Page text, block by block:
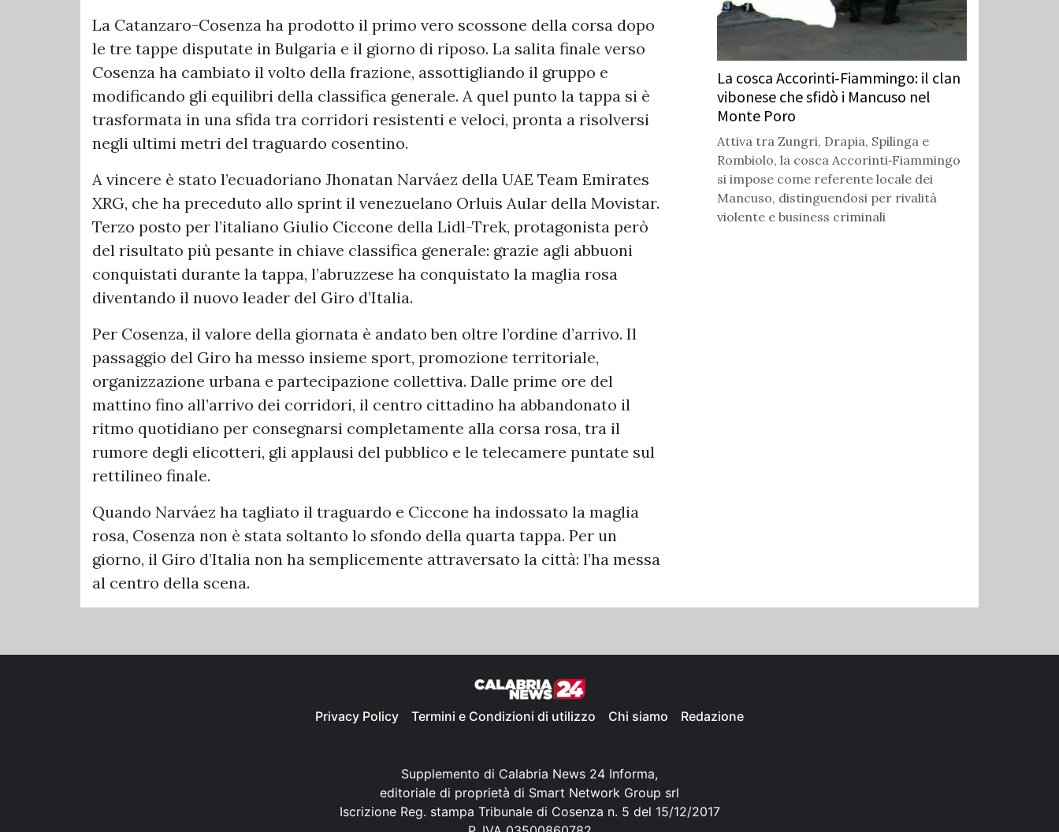
La Catanzaro-Cosenza ha prodotto il primo vero scossone della corsa dopo
le tre tappe disputate in Bulgaria e il giorno di riposo. La salita finale verso
Cosenza ha cambiato il volto della frazione, assottigliando il gruppo e
modificando gli equilibri della classifica generale. A quel punto la tappa si è
trasformata in una sfida tra corridori resistenti e veloci, pronta a risolversi
negli ultimi metri del traguardo cosentino.
A vincere è stato l’ecuadoriano Jhonatan Narváez della UAE Team Emirates
XRG, che ha preceduto allo sprint il venezuelano Orluis Aular della Movistar.
Terzo posto per l’italiano Giulio Ciccone della Lidl-Trek, protagonista però
del risultato più pesante in chiave classifica generale: grazie agli abbuoni
conquistati durante la tappa, l’abruzzese ha conquistato la maglia rosa
diventando il nuovo leader del Giro d’Italia.
Per Cosenza, il valore della giornata è andato ben oltre l’ordine d’arrivo. Il
passaggio del Giro ha messo insieme sport, promozione territoriale,
organizzazione urbana e partecipazione collettiva. Dalle prime ore del
mattino fino all’arrivo dei corridori, il centro cittadino ha abbandonato il
ritmo quotidiano per consegnarsi completamente alla corsa rosa, tra il
rumore degli elicotteri, gli applausi del pubblico e le telecamere puntate sul
rettilineo finale.
Quando Narváez ha tagliato il traguardo e Ciccone ha indossato la maglia
rosa, Cosenza non è stata soltanto lo sfondo della quarta tappa. Per un
giorno, il Giro d’Italia non ha semplicemente attraversato la città: l’ha messa
al centro della scena.
La cosca Accorinti‑Fiammingo: il clan
vibonese che sfidò i Mancuso nel
Monte Poro
Attiva tra Zungri, Drapia, Spilinga e
Rombiolo, la cosca Accorinti‑Fiammingo
si impose come referente locale dei
Mancuso, distinguendosi per rivalità
violente e business criminali
Privacy Policy Termini e Condizioni di utilizzo Chi siamo Redazione
Supplemento di Calabria News 24 Informa,
editoriale di proprietà di Smart Network Group srl
Iscrizione Reg. stampa Tribunale di Cosenza n. 5 del 15/12/2017